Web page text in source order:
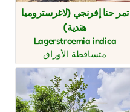
تمر حنا إفرنجي (لاغرستروميا
هندية)
Lagerstroemia indica
متساقطة الأوراق